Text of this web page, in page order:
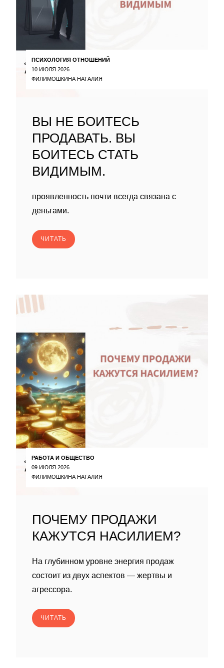
ПСИХОЛОГИЯ ОТНОШЕНИЙ
10 ИЮЛЯ 2026
ФИЛИМОШКИНА НАТАЛИЯ
ВЫ НЕ БОИТЕСЬ
ПРОДАВАТЬ. ВЫ
БОИТЕСЬ СТАТЬ
ВИДИМЫМ.
проявленность почти всегда связана с
деньгами.
ЧИТАТЬ
РАБОТА И ОБЩЕСТВО
09 ИЮЛЯ 2026
ФИЛИМОШКИНА НАТАЛИЯ
ПОЧЕМУ ПРОДАЖИ
КАЖУТСЯ НАСИЛИЕМ?
На глубинном уровне энергия продаж
состоит из двух аспектов — жертвы и
агрессора.
ЧИТАТЬ